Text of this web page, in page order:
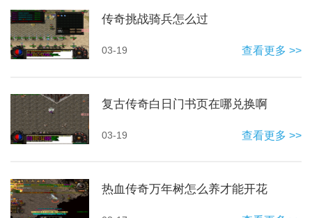
传奇挑战骑兵怎么过
03-19 查看更多 >>
复古传奇白日门书页在哪兑换啊
03-19 查看更多 >>
热血传奇万年树怎么养才能开花